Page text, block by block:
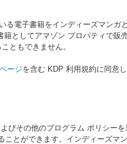
電子書籍をインディーズマンガ
としてアマゾン プロパティで販
ともできません。
ージを含む KDP 利用規約に同意
びその他のプログラム ポリシー
とができます。インディーズマ